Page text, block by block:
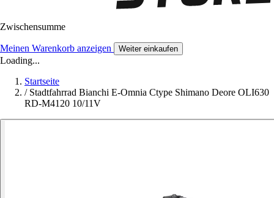
Zwischensumme
Meinen Warenkorb anzeigen Weiter einkaufen
Loading...
Startseite
/ Stadtfahrrad Bianchi E-Omnia Ctype Shimano Deore OLI630
RD-M4120 10/11V